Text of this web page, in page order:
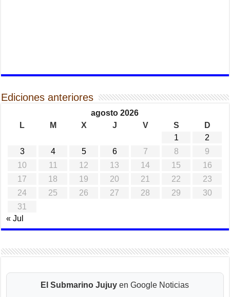
Ediciones anteriores
agosto 2026
L
M X J V S
D
1
2
3
4 5 6 7 8
9
10
11 12 13 14 15
16
17
18 19 20 21 22
23
24
25 26 27 28 29
30
31
« Jul
El Submarino Jujuy en Google Noticias